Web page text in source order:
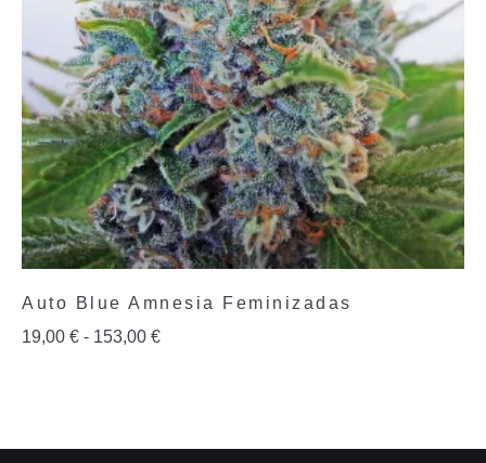
Auto Blue Amnesia Feminizadas
19,00 € - 153,00 €